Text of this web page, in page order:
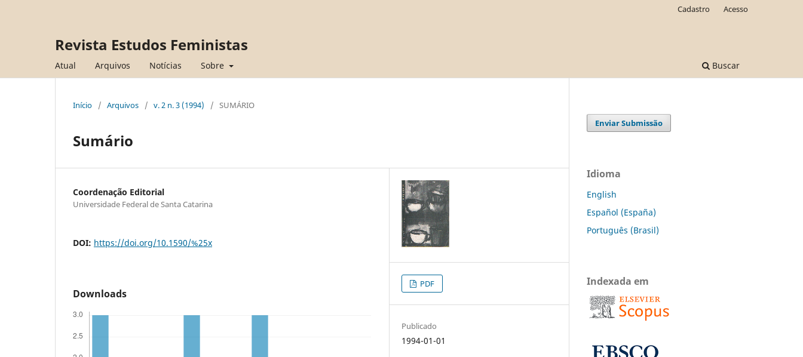
Revista Estudos Feministas
Atual Arquivos Notícias Sobre Buscar
Cadastro Acesso
Início / Arquivos / v. 2 n. 3 (1994) / SUMÁRIO
Sumário
Coordenação Editorial
Universidade Federal de Santa Catarina
DOI: https://doi.org/10.1590/%25x
Downloads
PDF
Publicado
1994-01-01
Enviar Submissão
Idioma
English
Español (España)
Português (Brasil)
Indexada em